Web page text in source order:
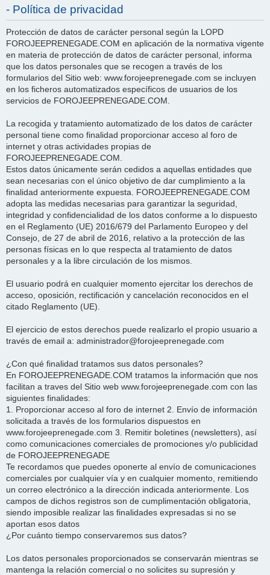
- Política de privacidad
Protección de datos de carácter personal según la LOPD
FOROJEEPRENEGADE.COM en aplicación de la normativa vigente
en materia de protección de datos de carácter personal, informa
que los datos personales que se recogen a través de los
formularios del Sitio web: www.forojeeprenegade.com se incluyen
en los ficheros automatizados específicos de usuarios de los
servicios de FOROJEEPRENEGADE.COM.
La recogida y tratamiento automatizado de los datos de carácter
personal tiene como finalidad proporcionar acceso al foro de
internet y otras actividades propias de
FOROJEEPRENEGADE.COM.
Estos datos únicamente serán cedidos a aquellas entidades que
sean necesarias con el único objetivo de dar cumplimiento a la
finalidad anteriormente expuesta. FOROJEEPRENEGADE.COM
adopta las medidas necesarias para garantizar la seguridad,
integridad y confidencialidad de los datos conforme a lo dispuesto
en el Reglamento (UE) 2016/679 del Parlamento Europeo y del
Consejo, de 27 de abril de 2016, relativo a la protección de las
personas físicas en lo que respecta al tratamiento de datos
personales y a la libre circulación de los mismos.
El usuario podrá en cualquier momento ejercitar los derechos de
acceso, oposición, rectificación y cancelación reconocidos en el
citado Reglamento (UE).
El ejercicio de estos derechos puede realizarlo el propio usuario a
través de email a: administrador@forojeeprenegade.com
¿Con qué finalidad tratamos sus datos personales?
En FOROJEEPRENEGADE.COM tratamos la información que nos
facilitan a traves del Sitio web www.forojeeprenegade.com con las
siguientes finalidades:
1. Proporcionar acceso al foro de internet 2. Envío de información
solicitada a través de los formularios dispuestos en
www.forojeeprenegade.com 3. Remitir boletines (newsletters), así
como comunicaciones comerciales de promociones y/o publicidad
de FOROJEEPRENEGADE
Te recordamos que puedes oponerte al envío de comunicaciones
comerciales por cualquier vía y en cualquier momento, remitiendo
un correo electrónico a la dirección indicada anteriormente. Los
campos de dichos registros son de cumplimentación obligatoria,
siendo imposible realizar las finalidades expresadas si no se
aportan esos datos
¿Por cuánto tiempo conservaremos sus datos?
Los datos personales proporcionados se conservarán mientras se
mantenga la relación comercial o no solicites su supresión y